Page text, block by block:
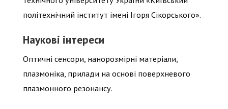
політехнічний інститут імені Ігоря Сікорського».
Наукові інтереси
Оптичні сенсори, нанорозмірні матеріали,
плазмоніка, прилади на основі поверхневого
плазмонного резонансу.